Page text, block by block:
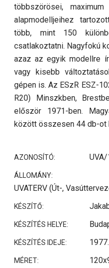
többszörösei,
alapmodelljeihez
több, mint 150
csatlakoztatni. Nagyfokú
azaz az egyik modellre
vagy kisebb
gépen is. Az ESzR ESZ-
R20) Minszkben,
először 1971-ben.
között összesen 44 db-ot
AZONOSÍTÓ:
ÁLLOMÁNY:
UVATERV (Út-,
KÉSZÍTŐ:
KÉSZÍTÉS HELYE:
KÉSZÍTÉS IDEJE:
MÉRET: